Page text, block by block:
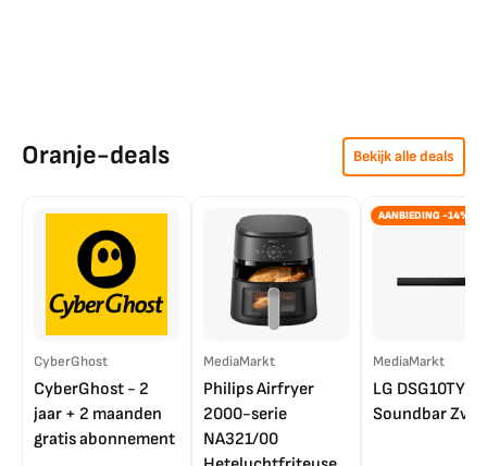
Oranje-deals Bekijk alle deals
CyberGhost
CyberGhost - 2
jaar + 2 maanden
gratis abonnement
MediaMarkt
Philips Airfryer
2000-serie
NA321/00
AANBIEDING -14%
MediaMarkt
LG DSG10TY
Soundbar